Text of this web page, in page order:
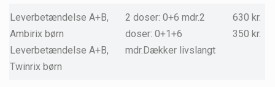
Leverbetændelse A+B,
Ambirix børn
Leverbetændelse A+B,
Twinrix børn
2 doser: 0+6 mdr.2
doser: 0+1+6
mdr.Dækker livslangt
630 kr.
350 kr.